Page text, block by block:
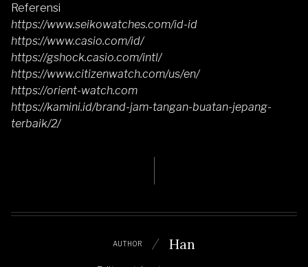
Referensi
https://www.seikowatches.com/id-id
https://www.casio.com/id/
https://gshock.casio.com/intl/
https://www.citizenwatch.com/us/en/
https://orient-watch.com
https://kamini.id/brand-jam-tangan-buatan-jepang-
terbaik/2/
AUTHOR Han